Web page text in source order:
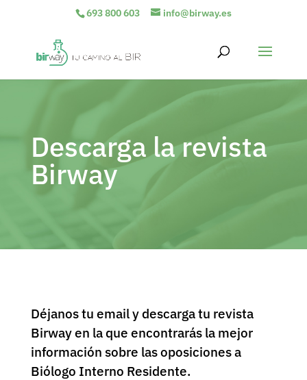
693 800 603 info@birway.es
Descarga la revista
Birway
Déjanos tu email y descarga tu revista
Birway en la que encontrarás la mejor
información sobre las oposiciones a
Biólogo Interno Residente.